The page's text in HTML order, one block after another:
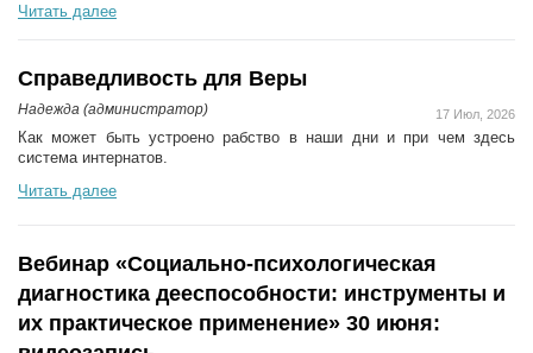
Читать далее
Справедливость для Веры
17 Июл, 2026
Надежда (администратор)
Как может быть устроено рабство в наши дни и при чем здесь
система интернатов.
Читать далее
Вебинар «Социально-психологическая
диагностика дееспособности: инструменты и
их практическое применение» 30 июня: